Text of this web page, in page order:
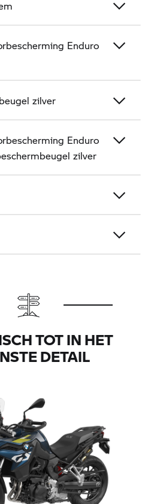
Enduro
zilver
Enduro
zilver
TOT IN HET
DETAIL